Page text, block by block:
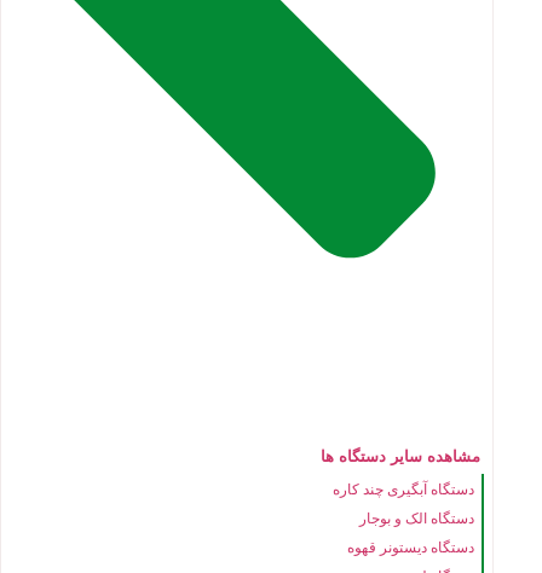
مشاهده سایر دستگاه ها
دستگاه آبگیری چند کاره
دستگاه الک و بوجار
دستگاه دیستونر قهوه